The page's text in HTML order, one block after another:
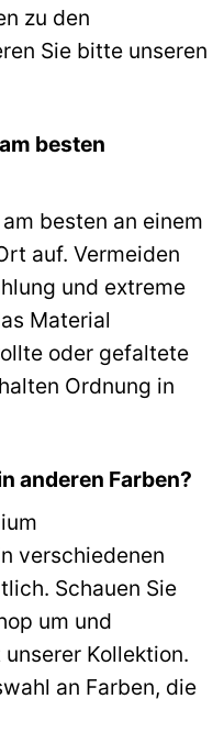
zu den
Sie bitte unseren
besten
besten an einem
auf. Vermeiden
und extreme
Material
oder gefaltete
Ordnung in
anderen Farben?
verschiedenen
Schauen Sie
um und
Kollektion.
an Farben, die